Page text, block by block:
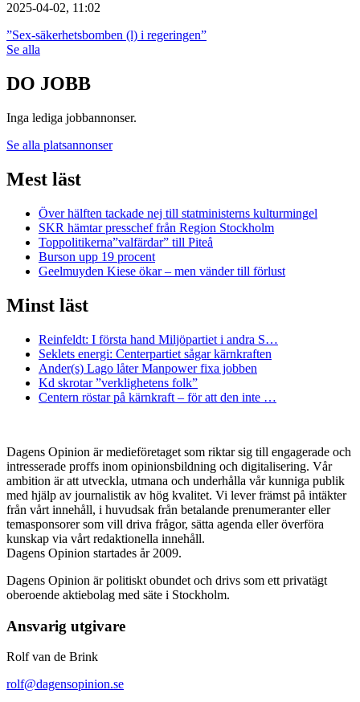
2025-04-02, 11:02
”Sex-säkerhetsbomben (l) i regeringen”
Se alla
DO JOBB
Inga lediga jobbannonser.
Se alla platsannonser
Mest läst
Över hälften tackade nej till statministerns kulturmingel
SKR hämtar presschef från Region Stockholm
Toppolitikerna”valfärdar” till Piteå
Burson upp 19 procent
Geelmuyden Kiese ökar – men vänder till förlust
Minst läst
Reinfeldt: I första hand Miljöpartiet i andra S…
Seklets energi: Centerpartiet sågar kärnkraften
Ander(s) Lago låter Manpower fixa jobben
Kd skrotar ”verklighetens folk”
Centern röstar på kärnkraft – för att den inte …
Dagens Opinion är medieföretaget som riktar sig till engagerade och
intresserade proffs inom opinionsbildning och digitalisering. Vår
ambition är att utveckla, utmana och underhålla vår kunniga publik
med hjälp av journalistik av hög kvalitet. Vi lever främst på intäkter
från vårt innehåll, i huvudsak från betalande prenumeranter eller
temasponsorer som vill driva frågor, sätta agenda eller överföra
kunskap via vårt redaktionella innehåll.
Dagens Opinion startades år 2009.
Dagens Opinion är politiskt obundet och drivs som ett privatägt
oberoende aktiebolag med säte i Stockholm.
Ansvarig utgivare
Rolf van de Brink
rolf@dagensopinion.se